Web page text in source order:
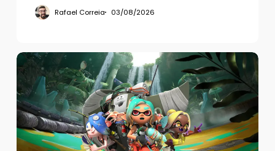
Rafael Correia 03/08/2026
Review
–
Splatoon
Raiders